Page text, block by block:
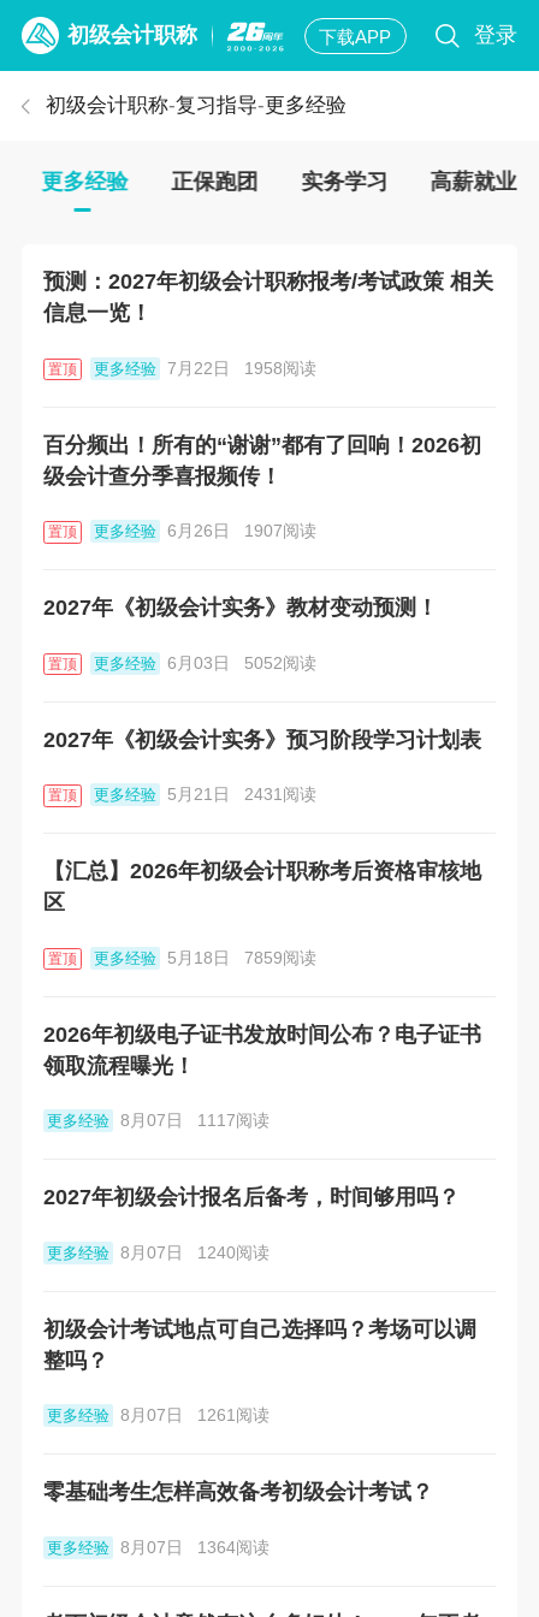
初级会计职称 下载APP 登录
初级会计职称-复习指导-更多经验
更多经验 正保跑团 实务学习 高薪就业
预测：2027年初级会计职称报考/考试政策 相关
信息一览！
置顶 更多经验 7月22日 1958阅读
百分频出！所有的“谢谢”都有了回响！2026初
级会计查分季喜报频传！
置顶 更多经验 6月26日 1907阅读
2027年《初级会计实务》教材变动预测！
置顶 更多经验 6月03日 5052阅读
2027年《初级会计实务》预习阶段学习计划表
置顶 更多经验 5月21日 2431阅读
【汇总】2026年初级会计职称考后资格审核地
区
置顶 更多经验 5月18日 7859阅读
2026年初级电子证书发放时间公布？电子证书
领取流程曝光！
更多经验 8月07日 1117阅读
2027年初级会计报名后备考，时间够用吗？
更多经验 8月07日 1240阅读
初级会计考试地点可自己选择吗？考场可以调
整吗？
更多经验 8月07日 1261阅读
零基础考生怎样高效备考初级会计考试？
更多经验 8月07日 1364阅读